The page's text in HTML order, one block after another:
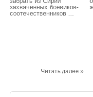
захваченных боевиков-
соотечественников ...
Читать далее »